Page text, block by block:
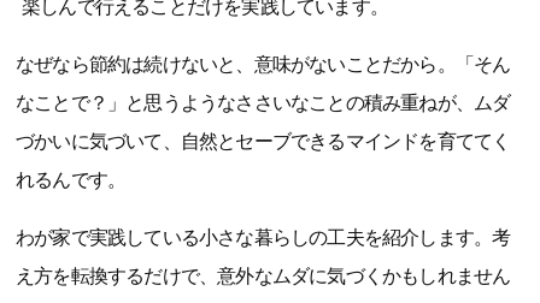
楽しんで行えることだけを実践しています。
なぜなら節約は続けないと、意味がないことだから。「そん
なことで？」と思うようなささいなことの積み重ねが、ムダ
づかいに気づいて、自然とセーブできるマインドを育ててく
れるんです。
わが家で実践している小さな暮らしの工夫を紹介します。考
え方を転換するだけで、意外なムダに気づくかもしれません